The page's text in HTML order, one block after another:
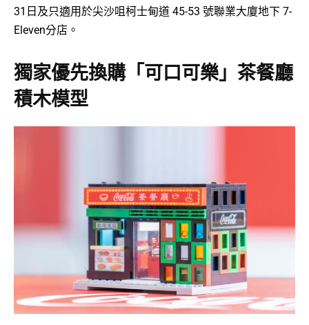
31日及只適用於尖沙咀柯士甸道 45-53 號聯業大廈地下 7-
Eleven分店。
獨家優先換購「可口可樂」茶餐廳
積木模型